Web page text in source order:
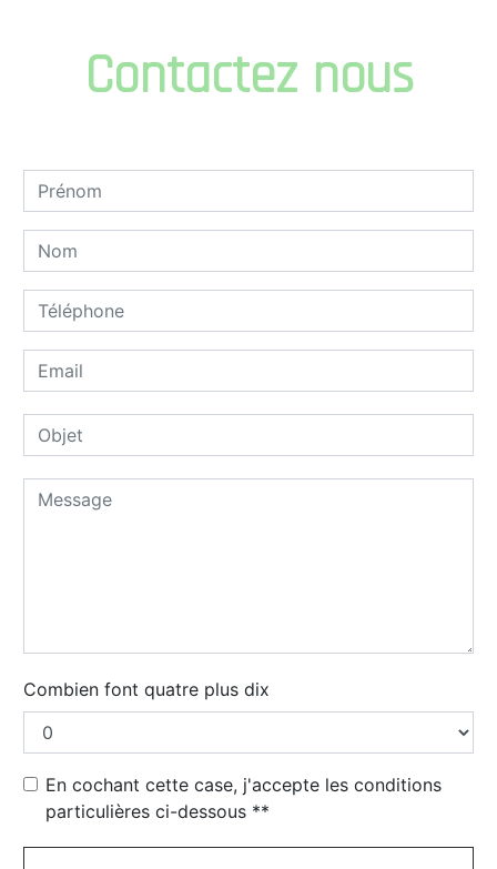
Contactez nous
Combien font quatre plus dix
En cochant cette case, j'accepte les conditions
particulières ci-dessous **